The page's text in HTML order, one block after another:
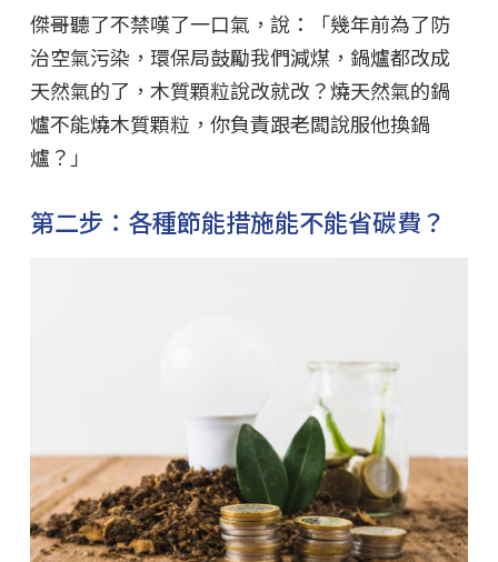
傑哥聽了不禁嘆了一口氣，說：「幾年前為了防
治空氣污染，環保局鼓勵我們減煤，鍋爐都改成
天然氣的了，木質顆粒說改就改？燒天然氣的鍋
爐不能燒木質顆粒，你負責跟老闆說服他換鍋
爐？」
第二步：各種節能措施能不能省碳費？